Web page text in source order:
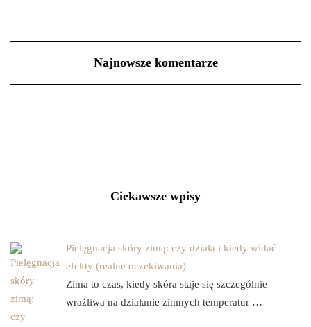
Najnowsze komentarze
Ciekawsze wpisy
Pielęgnacja skóry zimą: czy działa i kiedy widać
efekty (realne oczekiwania)
Zima to czas, kiedy skóra staje się szczególnie
wrażliwa na działanie zimnych temperatur …